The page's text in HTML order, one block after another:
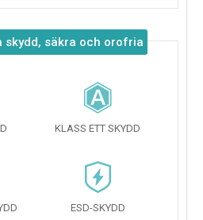
skydd, säkra och orofria
KLASS ETT SKYDD
ESD-SKYDD